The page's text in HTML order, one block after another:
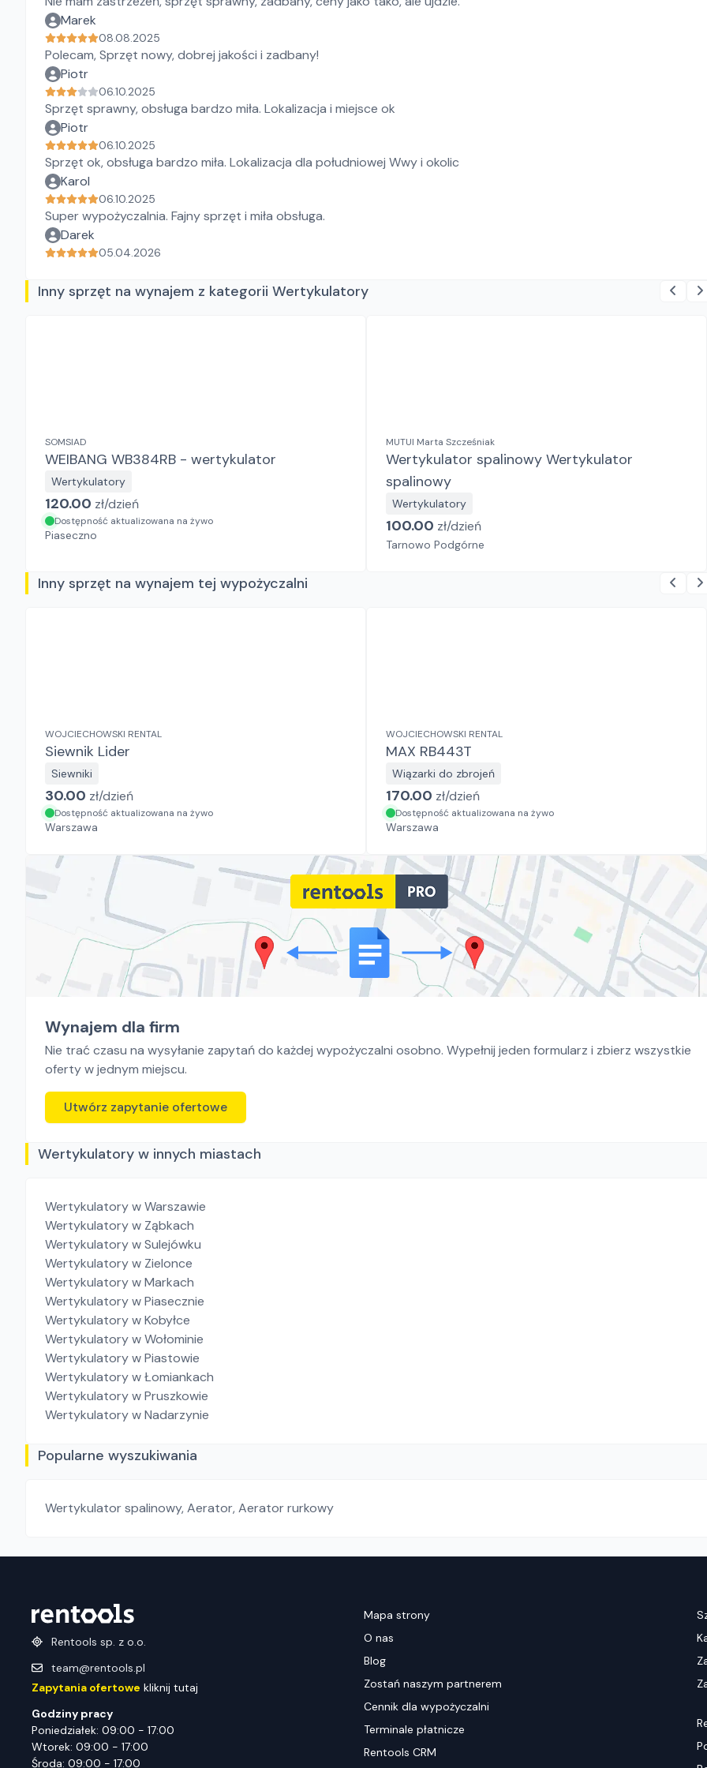
Marek
08.08.2025
Polecam, Sprzęt nowy, dobrej jakości i zadbany!
Piotr
06.10.2025
Sprzęt sprawny, obsługa bardzo miła. Lokalizacja i miejsce ok
Piotr
06.10.2025
Sprzęt ok, obsługa bardzo miła. Lokalizacja dla południowej Wwy i okolic
Karol
06.10.2025
Super wypożyczalnia. Fajny sprzęt i miła obsługa.
Darek
05.04.2026
Inny sprzęt na wynajem z kategorii Wertykulatory
SOMSIAD
WEIBANG WB384RB - wertykulator
Wertykulatory
120.00 zł/dzień
Dostępność aktualizowana na żywo
Piaseczno
MUTUI Marta Szcześniak
Wertykulator spalinowy Wertykulator
spalinowy
Wertykulatory
100.00 zł/dzień
Tarnowo Podgórne
Inny sprzęt na wynajem tej wypożyczalni
WOJCIECHOWSKI RENTAL
Siewnik Lider
Siewniki
30.00 zł/dzień
Dostępność aktualizowana na żywo
Warszawa
WOJCIECHOWSKI RENTAL
MAX RB443T
Wiązarki do zbrojeń
170.00 zł/dzień
Dostępność aktualizowana na żywo
Warszawa
Wynajem dla firm
Nie trać czasu na wysyłanie zapytań do każdej wypożyczalni osobno. Wypełnij jeden formularz i zbierz wszystkie
oferty w jednym miejscu.
Utwórz zapytanie ofertowe
Wertykulatory w innych miastach
Wertykulatoryw Warszawie
Wertykulatoryw Ząbkach
Wertykulatoryw Sulejówku
Wertykulatoryw Zielonce
Wertykulatoryw Markach
Wertykulatoryw Piasecznie
Wertykulatoryw Kobyłce
Wertykulatoryw Wołominie
Wertykulatoryw Piastowie
Wertykulatoryw Łomiankach
Wertykulatoryw Pruszkowie
Wertykulatoryw Nadarzynie
Popularne wyszukiwania
Wertykulator spalinowy,Aerator,Aerator rurkowy
Rentools sp. z o.o.
team@rentools.pl
Zapytania ofertowe kliknij tutaj
Godziny pracy
Poniedziałek: 09:00 - 17:00
Wtorek: 09:00 - 17:00
Środa: 09:00 - 17:00
Mapa strony
O nas
Blog
Zostań naszym partnerem
Cennik dla wypożyczalni
Terminale płatnicze
Rentools CRM